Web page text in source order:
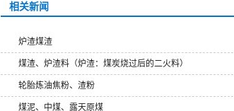
相关新闻
炉渣煤渣
煤渣、炉渣料（炉渣：煤炭烧过后的二火料）
轮胎炼油焦粉、渣粉
煤泥、中煤、露天原煤